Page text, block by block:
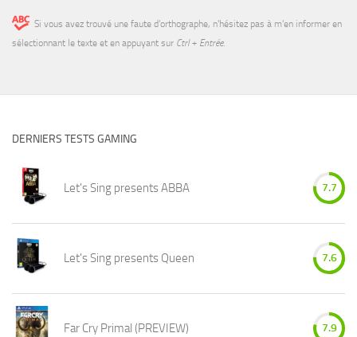
Si vous avez trouvé une faute d’orthographe, n'hésitez pas à m'en informer en
sélectionnant le texte et en appuyant sur Ctrl + Entrée.
DERNIERS TESTS GAMING
Let's Sing presents ABBA 7.7
Let's Sing presents Queen 7.6
Far Cry Primal (PREVIEW) 7.9